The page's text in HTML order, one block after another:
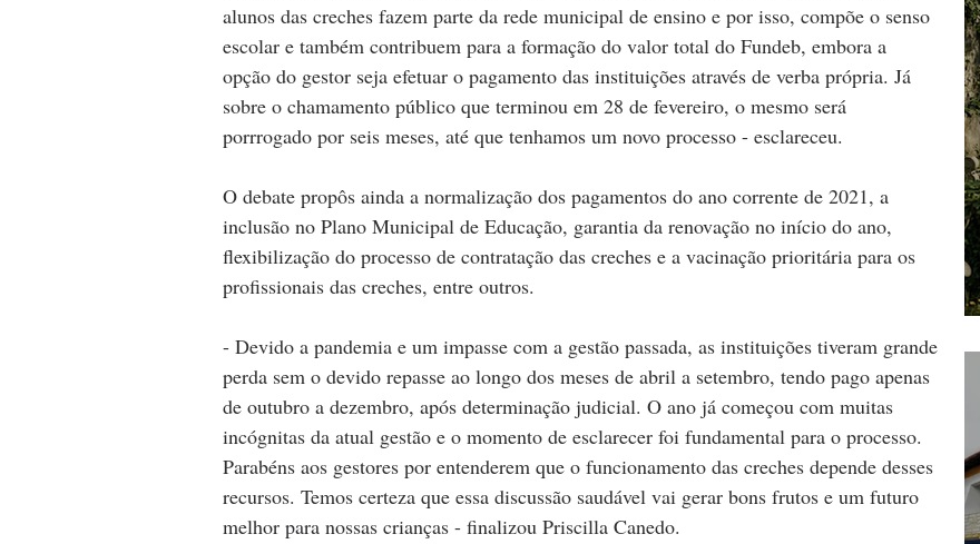
alunos das creches fazem parte da rede municipal de ensino e por isso, compõe o senso
escolar e também contribuem para a formação do valor total do Fundeb, embora a
opção do gestor seja efetuar o pagamento das instituições através de verba própria. Já
sobre o chamamento público que terminou em 28 de fevereiro, o mesmo será
porrrogado por seis meses, até que tenhamos um novo processo - esclareceu.
O debate propôs ainda a normalização dos pagamentos do ano corrente de 2021, a
inclusão no Plano Municipal de Educação, garantia da renovação no início do ano,
flexibilização do processo de contratação das creches e a vacinação prioritária para os
profissionais das creches, entre outros.
- Devido a pandemia e um impasse com a gestão passada, as instituições tiveram grande
perda sem o devido repasse ao longo dos meses de abril a setembro, tendo pago apenas
de outubro a dezembro, após determinação judicial. O ano já começou com muitas
incógnitas da atual gestão e o momento de esclarecer foi fundamental para o processo.
Parabéns aos gestores por entenderem que o funcionamento das creches depende desses
recursos. Temos certeza que essa discussão saudável vai gerar bons frutos e um futuro
melhor para nossas crianças - finalizou Priscilla Canedo.